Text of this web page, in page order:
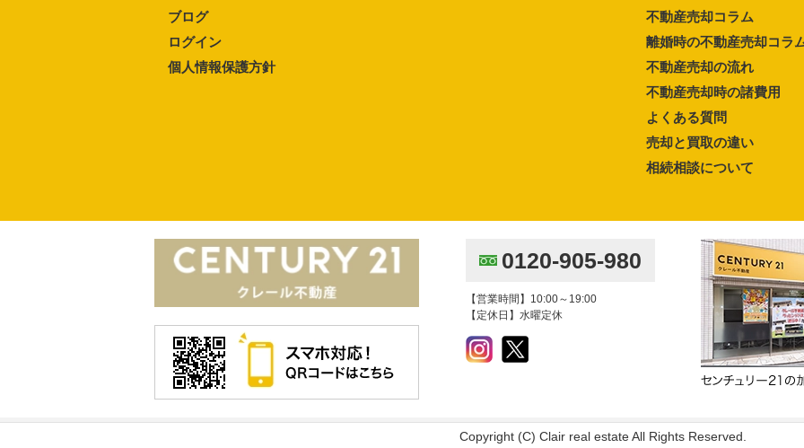
ブログ
ログイン
個人情報保護方針
不動産売却コラム
離婚時の不動産売却コラ
不動産売却の流れ
不動産売却時の諸費用
よくある質問
売却と買取の違い
相続相談について
0120-905-980
【営業時間】10:00～19:00
【定休日】水曜定休
Copyright (C) Clair real estate All Rights Reserved.